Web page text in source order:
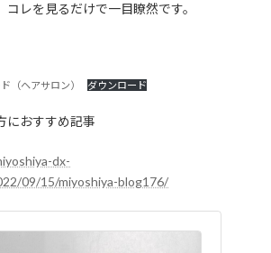
レを見るだけで一目瞭然です。
（ヘアサロン） ダウンロード
におすすめ記事
dx-
09/15/miyoshiya-blog176/